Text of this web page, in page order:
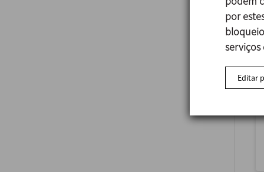
por
Editar